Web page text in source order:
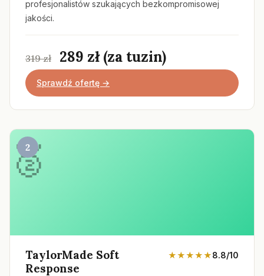
profesjonalistów szukających bezkompromisowej
jakości.
319 zł 289 zł (za tuzin)
Sprawdź ofertę →
2
TaylorMade Soft
Response
★★★★★8.8/10